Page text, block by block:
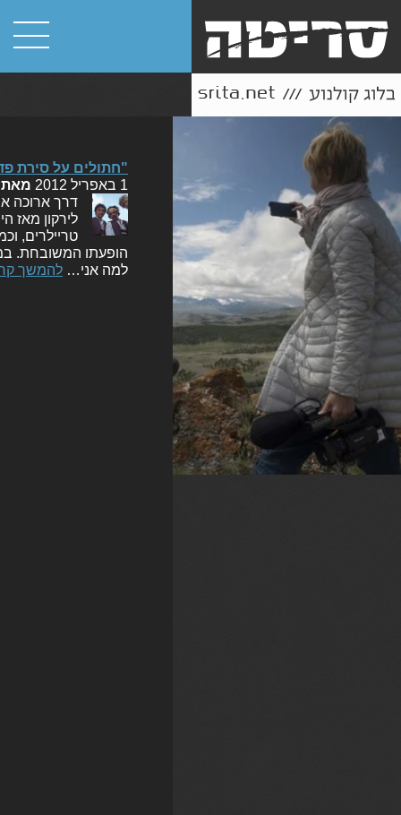
"חתולים על סירת
1 באפריל 2012
דרך ארוכה
לירקון מאז
טריילרים,
הופעתו המשובחת.
למה אני… להמשך